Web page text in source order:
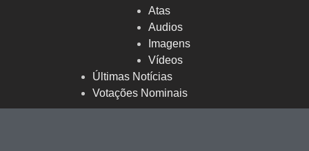
Atas
Audios
Imagens
Vídeos
Últimas Notícias
Votações Nominais